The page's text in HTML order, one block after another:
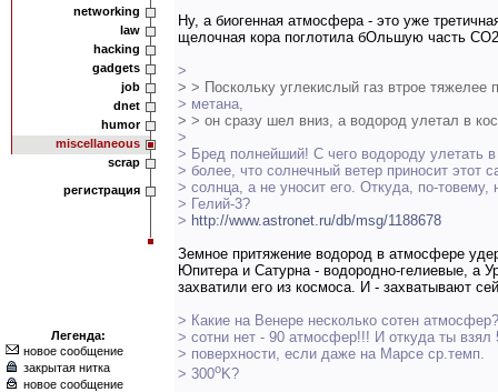
networking
law
hacking
gadgets
job
dnet
humor
miscellaneous
scrap
регистрация
Легенда:
новое сообщение
закрытая нитка
новое сообщение
Ну, а биогенная атмосфера - это уже
щелочная кора поглотила бОльшую часть
>
> > Поскольку углекислый газ втрое тяжелее
> метана,
> > он сразу шел вниз, а водород улетал в
>
> Бред полнейший! С чего водороду улетать
> более, что солнечный ветер приносит этот
> солнца, а не уносит его. Откуда, по-товему,
> Гелий-3?
> http://www.astronet.ru/db/msg/1188678
Земное притяжение водород в атмосфере
Юпитера и Сатурна - водородно-гелиевые, а
захватили его из космоса. И - захватывают
> Какие на Венере несколько сотен
> сотни нет - 90 атмосфер!!! И откуда ты взял
> поверхности, если даже на Марсе ср.темп.
> 300oK?